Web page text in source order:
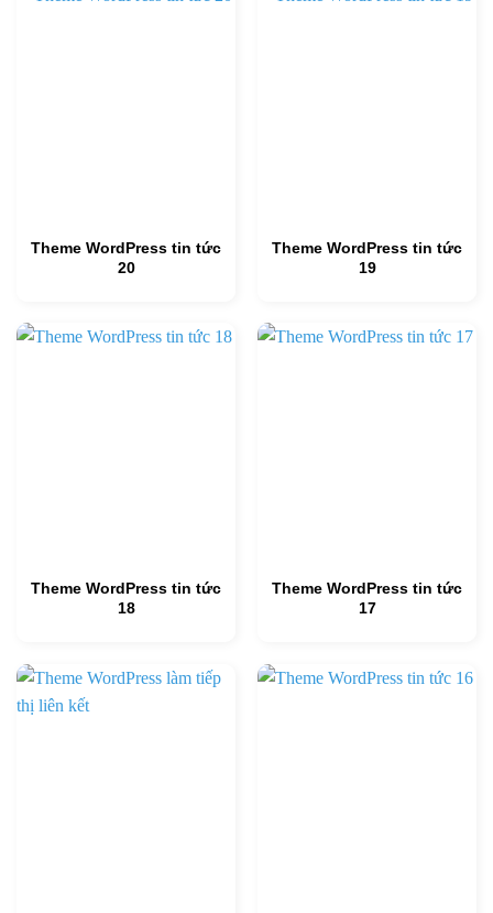
Theme WordPress tin tức
20
Theme WordPress tin tức
19
Theme WordPress tin tức
18
Theme WordPress tin tức
17